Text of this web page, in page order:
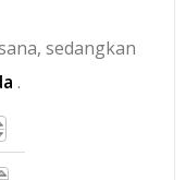
sedangkan
.